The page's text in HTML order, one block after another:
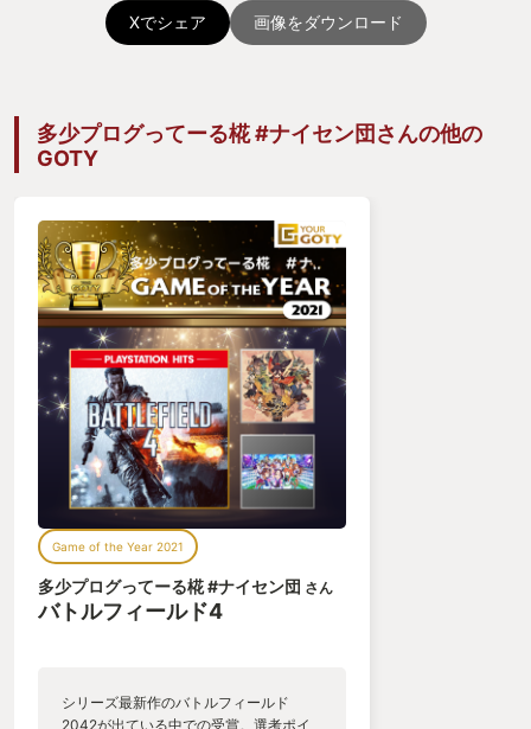
Xでシェア 画像をダウンロード
多少プログってーる椛 #ナイセン団さんの他の
GOTY
Game of the Year 2021
多少プログってーる椛 #ナイセン団 さん
バトルフィールド4
シリーズ最新作のバトルフィールド
2042が出ている中での受賞。選考ポイ